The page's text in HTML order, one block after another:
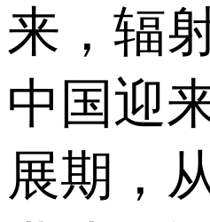
来，辐
中国迎
展期，